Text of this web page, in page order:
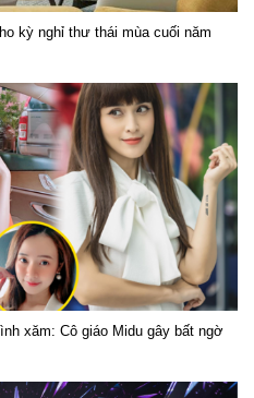
kỳ nghỉ thư thái mùa cuối năm
xăm: Cô giáo Midu gây bất ngờ